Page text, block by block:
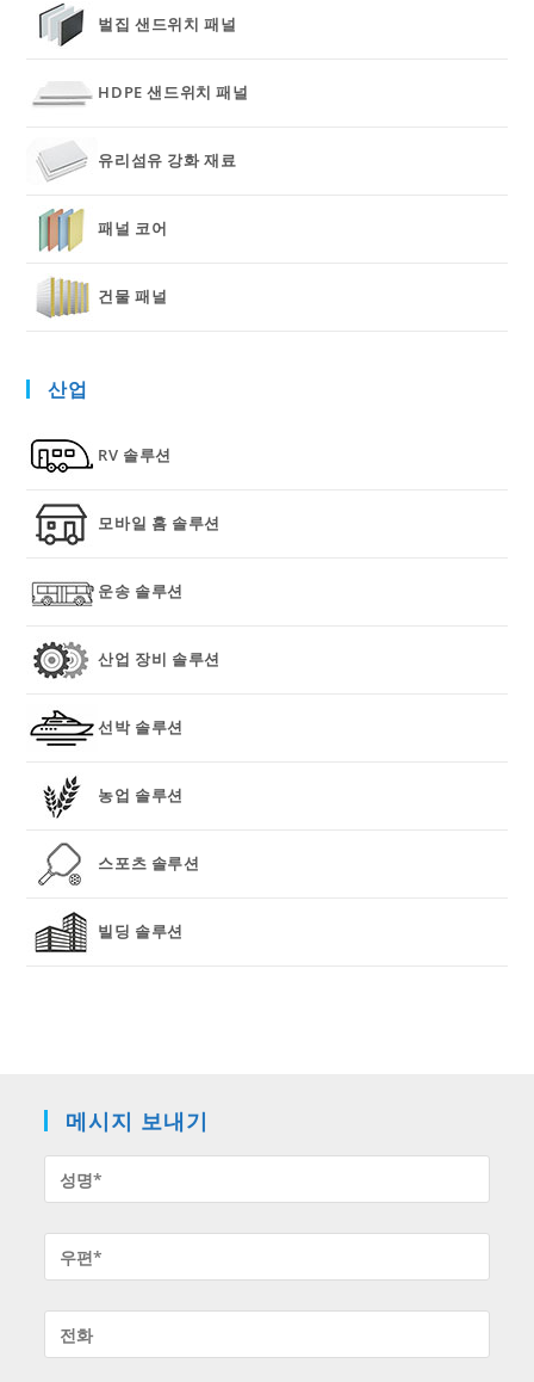
벌집 샌드위치 패널
HDPE 샌드위치 패널
유리섬유 강화 재료
패널 코어
건물 패널
산업
RV 솔루션
모바일 홈 솔루션
운송 솔루션
산업 장비 솔루션
선박 솔루션
농업 솔루션
스포츠 솔루션
빌딩 솔루션
메시지 보내기